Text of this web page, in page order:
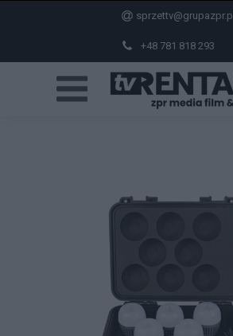
+48 781 818 293
sprzettv@grupazpr.pl